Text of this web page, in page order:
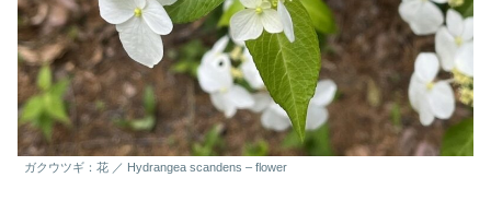
ガクウツギ：花 ／ Hydrangea scandens – flower